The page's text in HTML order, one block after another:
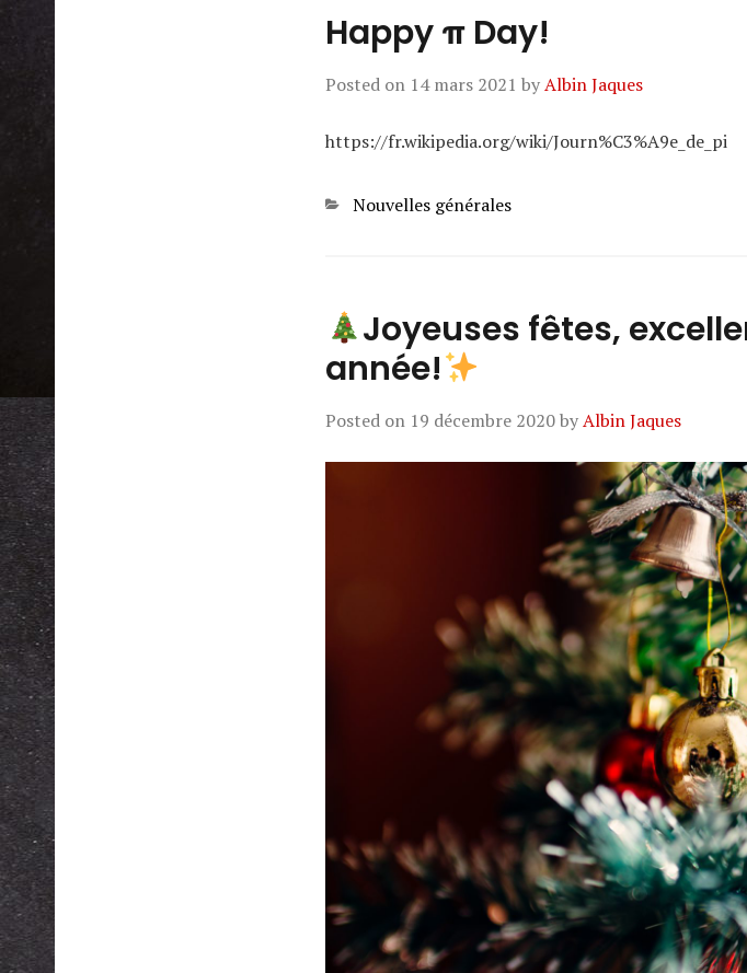
Happy π Day!
Posted on 14 mars 2021 byAlbin Jaques
https://fr.wikipedia.org/wiki/Journ%C3%A9e_de_pi
Categories
Nouvelles générales
Joyeuses fêtes,
année!
Posted on 19 décembre 2020byAlbin Jaques